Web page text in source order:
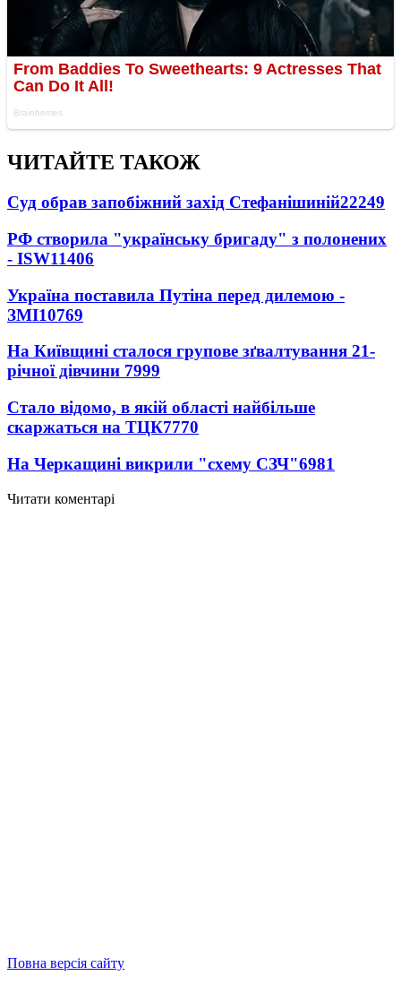
ЧИТАЙТЕ ТАКОЖ
Суд обрав запобіжний захід Стефанішиній22249
РФ створила "українську бригаду" з полонених
- ISW11406
Україна поставила Путіна перед дилемою -
ЗМІ10769
На Київщині сталося групове зґвалтування 21-
річної дівчини 7999
Стало відомо, в якій області найбільше
скаржаться на ТЦК7770
На Черкащині викрили "схему СЗЧ"6981
Читати коментарі
Повна версія сайту